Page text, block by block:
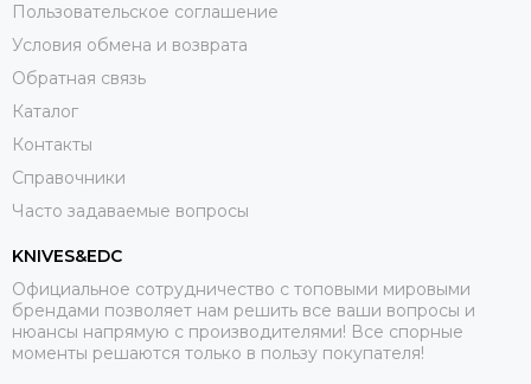
Пользовательское соглашение
Условия обмена и возврата
Обратная связь
Каталог
Контакты
Справочники
Часто задаваемые вопросы
KNIVES&EDC
Официальное сотрудничество с топовыми мировыми
брендами позволяет нам решить все ваши вопросы и
нюансы напрямую с производителями! Все спорные
моменты решаются только в пользу покупателя!